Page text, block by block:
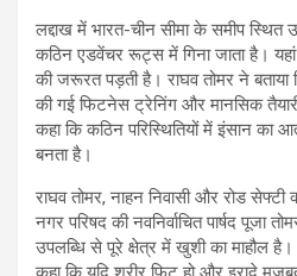
लद्दाख में भारत-चीन सीमा के समीप स्थित
कठिन एडवेंचर रूट्स में गिना जाता है।
की जरूरत पड़ती है। राघव तोमर ने
की गई फिटनेस ट्रेनिंग और मानसिक
कहा कि कठिन परिस्थितियों में इंसान का
बनता है।
राघव तोमर, नाहन निवासी और रोड सेफ्टी
नगर परिषद की नवनिर्वाचित पार्षद पूजा
उपलब्धि से पूरे क्षेत्र में खुशी का माहौल